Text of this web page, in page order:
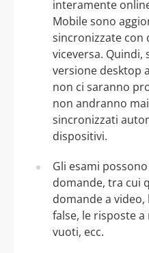
interamente
Mobile sono
sincronizzate con
viceversa. Quindi,
versione desktop
non ci saranno
non andranno
sincronizzati
dispositivi.
Gli esami
domande, tra cui
domande a
false, le risposte
vuoti, ecc.